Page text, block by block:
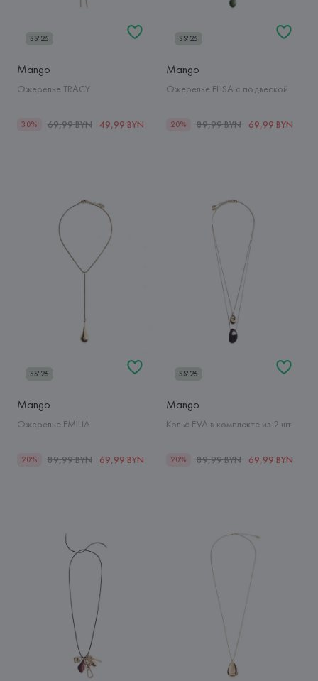
SS'26
Mango
Ожерелье TRACY
30% 69,99 BYN 49,99 BYN
SS'26
Mango
Ожерелье ELISA с подвеской
20% 89,99 BYN 69,99 BYN
SS'26
Mango
Ожерелье EMILIA
20% 89,99 BYN 69,99 BYN
SS'26
Mango
Колье EVA в комплекте из 2 шт
20% 89,99 BYN 69,99 BYN